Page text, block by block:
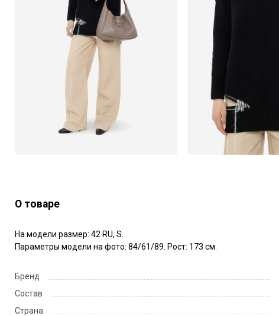
О товаре
На модели размер: 42 RU, S.
Параметры модели на фото: 84/61/89. Рост: 173 см.
Бренд
Состав
Страна